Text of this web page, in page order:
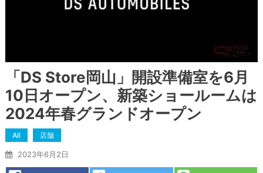
「DS Store岡山」開設準備室を6月
10日オープン、新築ショールームは
2024年春グランドオープン
All 店舗
2023年6月2日